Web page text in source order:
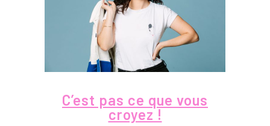
C’est pas ce que vous
croyez !